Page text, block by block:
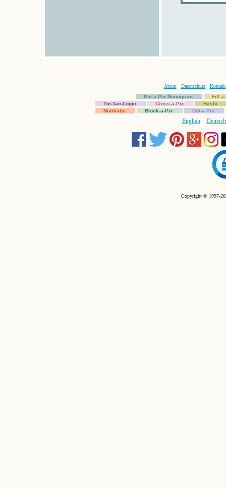
About Datenschutz
Kontakt
Pic-a-Pix Nonogram
Fill-
Tic-Tac-Logic
Cross-a-Pix
Hashi
Nurikabe
Block-a-Pix Dot-a-Pix
English Deutsch
Copyright © 1997-